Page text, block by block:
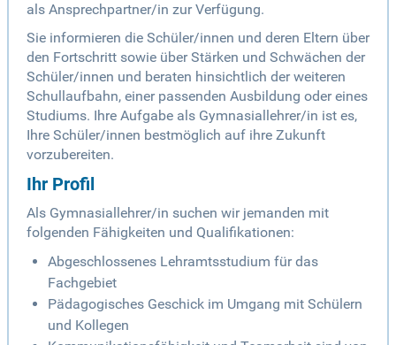
als Ansprechpartner/in zur Verfügung.
Sie informieren die Schüler/innen und deren Eltern über
den Fortschritt sowie über Stärken und Schwächen der
Schüler/innen und beraten hinsichtlich der weiteren
Schullaufbahn, einer passenden Ausbildung oder eines
Studiums. Ihre Aufgabe als Gymnasiallehrer/in ist es,
Ihre Schüler/innen bestmöglich auf ihre Zukunft
vorzubereiten.
Ihr Profil
Als Gymnasiallehrer/in suchen wir jemanden mit
folgenden Fähigkeiten und Qualifikationen:
Abgeschlossenes Lehramtsstudium für das
Fachgebiet
Pädagogisches Geschick im Umgang mit Schülern
und Kollegen